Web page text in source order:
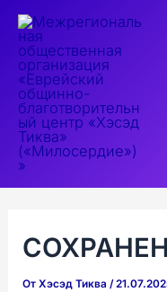
Перейти
содержимому
ОтХэсэд Тиква/